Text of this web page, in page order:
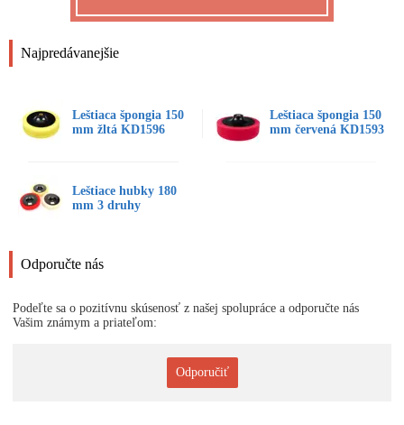
Najpredávanejšie
Leštiaca špongia 150
mm žltá KD1596
Leštiaca špongia 150
mm červená KD1593
Leštiace hubky 180
mm 3 druhy
Odporučte nás
Podeľte sa o pozitívnu skúsenosť z našej spolupráce a odporučte nás
Vašim známym a priateľom:
Odporučiť